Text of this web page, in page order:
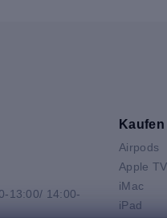
13:00/ 14:00-
Kaufen
Airpods
Apple TV
iMac
iPad